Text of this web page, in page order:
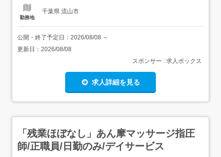
勤務地
千葉県 流山市
公開・終了予定日： 2026/08/08 ～
更新日： 2026/08/08
スポンサー : 求人ボックス
求人詳細を見る
「残業ほぼなし」あん摩マッサージ指圧
師/正職員/日勤のみ/デイサービス